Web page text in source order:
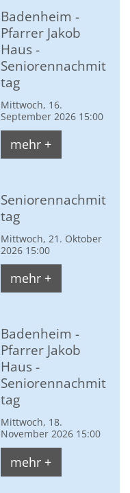
Badenheim -
Pfarrer Jakob
Haus -
Seniorennachmit
tag
Mittwoch, 16.
September 2026 15:00
mehr +
Seniorennachmit
tag
Mittwoch, 21. Oktober
2026 15:00
mehr +
Badenheim -
Pfarrer Jakob
Haus -
Seniorennachmit
tag
Mittwoch, 18.
November 2026 15:00
mehr +